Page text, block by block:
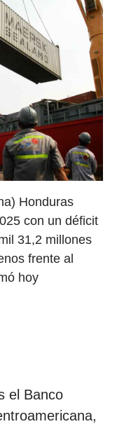
Honduras
con un déficit
31,2 millones
frente al
hoy
el Banco